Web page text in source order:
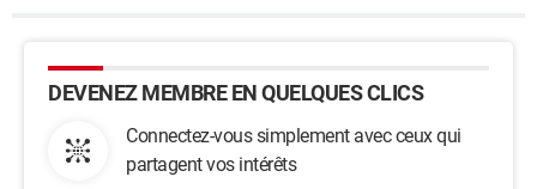
DEVENEZ MEMBRE EN QUELQUES CLICS
Connectez-vous simplement avec ceux qui
partagent vos intérêts